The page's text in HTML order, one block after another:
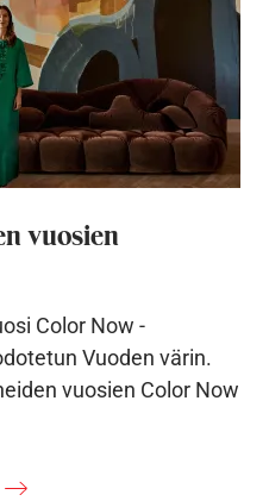
vuosien
Color Now -
Vuoden värin.
vuosien Color Now